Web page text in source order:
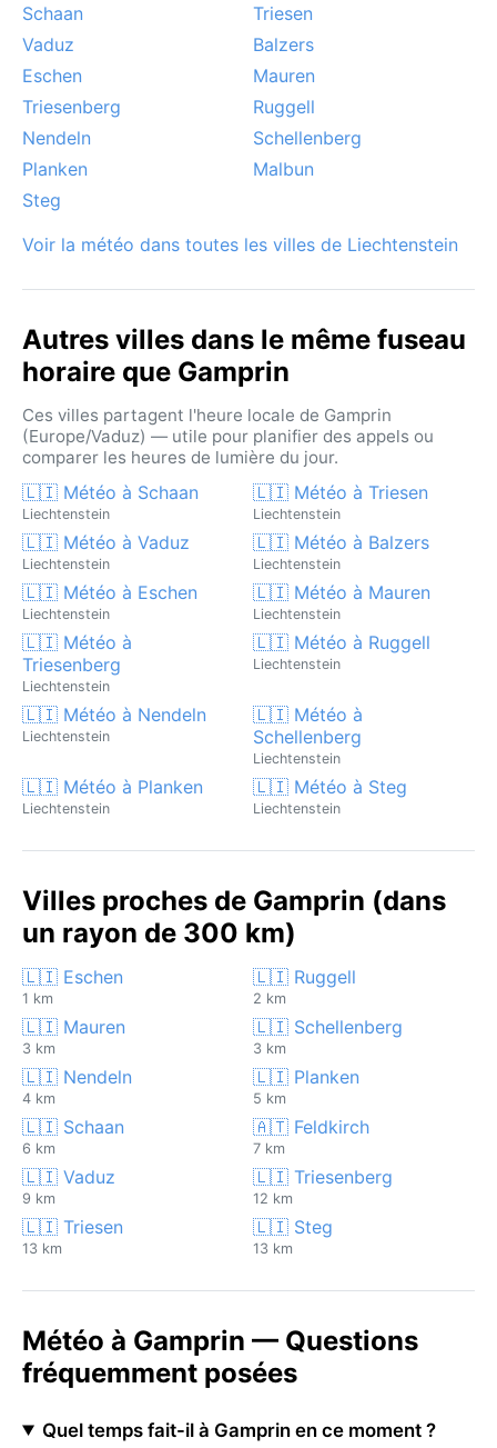
Schaan
Triesen
Vaduz
Balzers
Eschen
Mauren
Triesenberg
Ruggell
Nendeln
Schellenberg
Planken
Malbun
Steg
Voir la météo dans toutes les villes de Liechtenstein
Autres villes dans le même fuseau
horaire que Gamprin
Ces villes partagent l'heure locale de Gamprin
(Europe/Vaduz) — utile pour planifier des appels ou
comparer les heures de lumière du jour.
🇱🇮 Météo à Schaan
Liechtenstein
🇱🇮 Météo à Triesen
Liechtenstein
🇱🇮 Météo à Vaduz
Liechtenstein
🇱🇮 Météo à Balzers
Liechtenstein
🇱🇮 Météo à Eschen
Liechtenstein
🇱🇮 Météo à Mauren
Liechtenstein
🇱🇮 Météo à
Triesenberg
Liechtenstein
🇱🇮 Météo à Ruggell
Liechtenstein
🇱🇮 Météo à Nendeln
Liechtenstein
🇱🇮 Météo à
Schellenberg
Liechtenstein
🇱🇮 Météo à Planken
Liechtenstein
🇱🇮 Météo à Steg
Liechtenstein
Villes proches de Gamprin (dans
un rayon de 300 km)
🇱🇮 Eschen
1 km
🇱🇮 Ruggell
2 km
🇱🇮 Mauren
3 km
🇱🇮 Schellenberg
3 km
🇱🇮 Nendeln
4 km
🇱🇮 Planken
5 km
🇱🇮 Schaan
6 km
🇦🇹 Feldkirch
7 km
🇱🇮 Vaduz
9 km
🇱🇮 Triesenberg
12 km
🇱🇮 Triesen
13 km
🇱🇮 Steg
13 km
Météo à Gamprin — Questions
fréquemment posées
Quel temps fait-il à Gamprin en ce moment ?